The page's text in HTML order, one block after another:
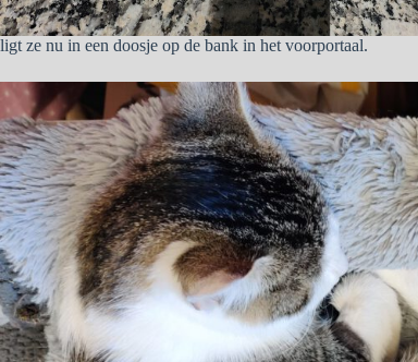
ligt ze nu in een doosje op de bank in het voorportaal.